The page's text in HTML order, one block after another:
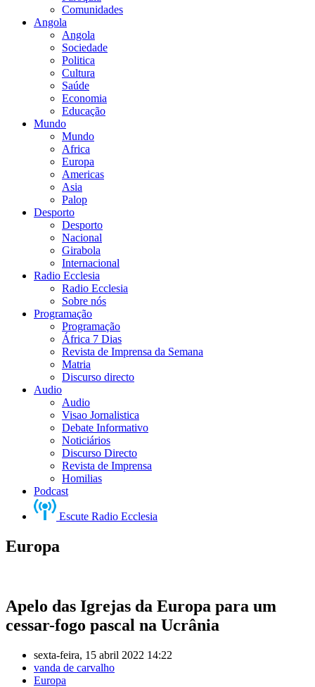
Comunidades
Angola
Angola
Sociedade
Politica
Cultura
Saúde
Economia
Educação
Mundo
Mundo
Africa
Europa
Americas
Asia
Palop
Desporto
Desporto
Nacional
Girabola
Internacional
Radio Ecclesia
Radio Ecclesia
Sobre nós
Programação
Programação
África 7 Dias
Revista de Imprensa da Semana
Matria
Discurso directo
Audio
Audio
Visao Jornalistica
Debate Informativo
Noticiários
Discurso Directo
Revista de Imprensa
Homilias
Podcast
Escute Radio Ecclesia
Europa
Apelo das Igrejas da Europa para um
cessar-fogo pascal na Ucrânia
sexta-feira, 15 abril 2022 14:22
vanda de carvalho
Europa